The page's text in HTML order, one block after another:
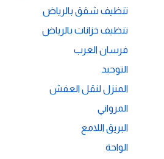
تنظيف شقق بالرياض
تنظيف خزانات بالرياض
فرسان العرب
التوحيد
المنزل لنقل العفش
المرواني
البريق اللامع
الواحة